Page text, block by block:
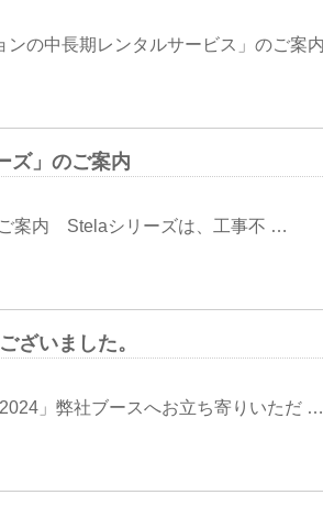
の中長期レンタルサービス」のご案
ズ」のご案内
案内 Stelaシリーズは、工事不 …
ざいました。
」弊社ブースへお立ち寄りいただ …